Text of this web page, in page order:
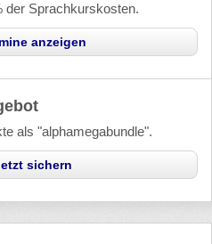
der Sprachkurskosten.
anzeigen
als "alphamegabundle".
sichern